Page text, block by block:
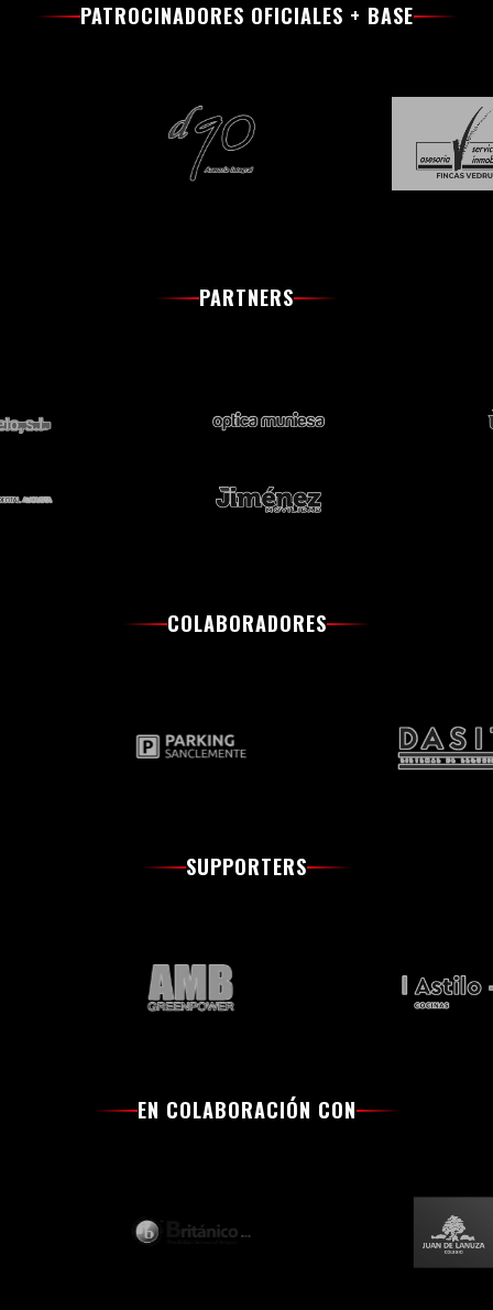
PATROCINADORES OFICIALES + BASE
PARTNERS
COLABORADORES
SUPPORTERS
EN COLABORACIÓN CON